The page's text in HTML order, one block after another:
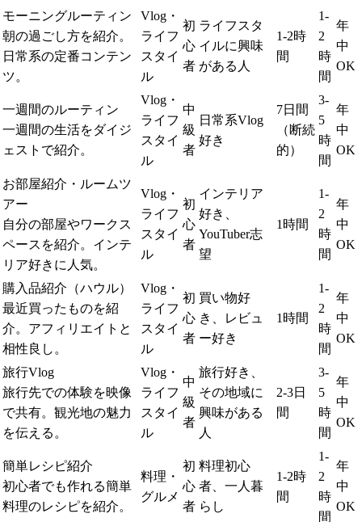
モーニングルーティン
朝の過ごし方を紹介。
日常系の定番コンテン
ツ。
Vlog・
ライフ
スタイ
ル
初
心
者
ライフスタ
イルに興味
がある人
1-2時
間
1-
2
時
間
年
中
OK
一週間のルーティン
一週間の生活をダイジ
ェストで紹介。
Vlog・
ライフ
スタイ
ル
中
級
者
日常系Vlog
好き
7日間
（断続
的）
3-
5
時
間
年
中
OK
お部屋紹介・ルームツ
アー
自分の部屋やワークス
ペースを紹介。インテ
リア好きに人気。
Vlog・
ライフ
スタイ
ル
初
心
者
インテリア
好き、
YouTuber志
望
1時間
1-
2
時
間
年
中
OK
購入品紹介（ハウル）
最近買ったものを紹
介。アフィリエイトと
相性良し。
Vlog・
ライフ
スタイ
ル
初
心
者
買い物好
き、レビュ
ー好き
1時間
1-
2
時
間
年
中
OK
旅行Vlog
旅行先での体験を映像
で共有。観光地の魅力
を伝える。
Vlog・
ライフ
スタイ
ル
中
級
者
旅行好き、
その地域に
興味がある
人
2-3日
間
3-
5
時
間
年
中
OK
簡単レシピ紹介
初心者でも作れる簡単
料理のレシピを紹介。
料理・
グルメ
初
心
者
料理初心
者、一人暮
らし
1-2時
間
1-
2
時
間
年
中
OK